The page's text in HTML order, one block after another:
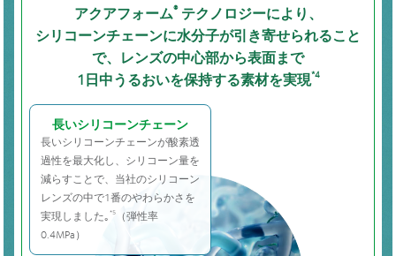
アクアフォーム®テクノロジーにより、
シリコーンチェーンに水分子が引き寄せられること
で、レンズの中心部から表面まで
1日中うるおいを保持する素材を実現*4
長いシリコーンチェーン
長いシリコーンチェーンが酸素透
過性を最大化し、シリコーン量を
減らすことで、当社のシリコーン
レンズの中で1番のやわらかさを
実現しました｡*5 （弾性率
0.4MPa）​